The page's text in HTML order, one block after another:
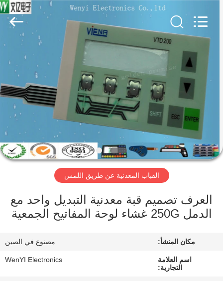
الصفحة
الرئيسية
منتجات
معلومات
عنا
في
المعمل
مراقبة
الجودة
Technology
Rights
القباب المعدنية عن طريق اللمس
العرف تصميم قبة معدنية التبديل واحد مع
الدمل 250G غشاء لوحة المفاتيح الجمعية
مكان المنشأ: مصنوع في الصين
اسم العلامة
التجارية:
WenYI Electronics